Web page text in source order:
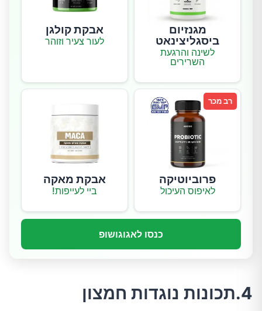
מגנזיום
ביסגליצינאט
לשינה והרגעת
השרירים
אבקת קולגן
לעור צעיר וזוהר
רב מכר
פרוביוטיקה
לאיפוס העיכול
אבקת מאקה
ביי לעייפות!
כנסו לאגוגושופ
4.תכונות נוגדות חמצון